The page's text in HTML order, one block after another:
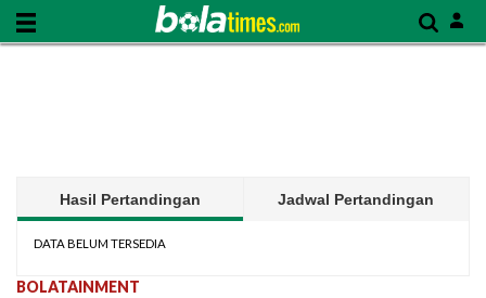
Hasil Pertandingan Jadwal Pertandingan
DATA BELUM TERSEDIA
BOLATAINMENT